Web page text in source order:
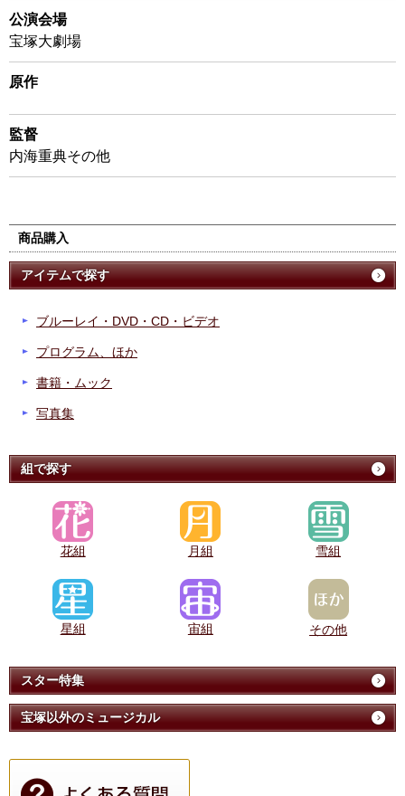
公演会場
宝塚大劇場
原作
監督
内海重典その他
商品購入
アイテムで探す
ブルーレイ・DVD・CD・ビデオ
プログラム、ほか
書籍・ムック
写真集
組で探す
花組 月組 雪組
星組 宙組 その他
スター特集
宝塚以外のミュージカル